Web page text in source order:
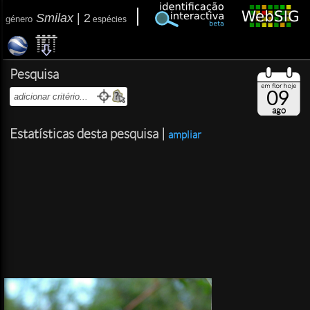
género Smilax| 2 espécies
Pesquisa
Estatísticas desta pesquisa | ampliar
09
ago